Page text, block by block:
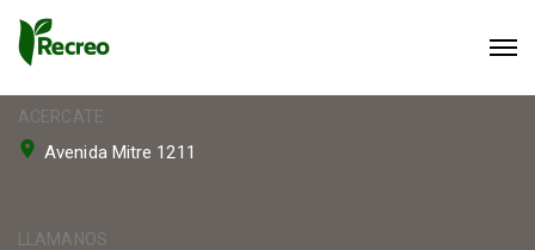
ACERCATE
Avenida Mitre 1211
LLAMANOS